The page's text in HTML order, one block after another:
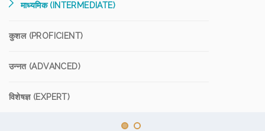
माध्यमिक (INTERMEDIATE)
कुशल (PROFICIENT)
उन्नत (ADVANCED)
विशेषज्ञ (EXPERT)